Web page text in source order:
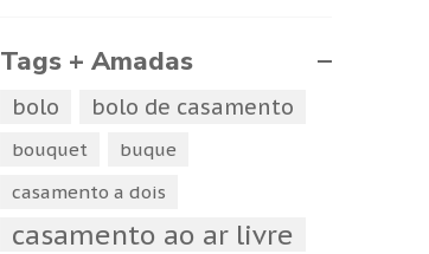
Tags + Amadas
bolo bolo de casamento
bouquet
buque
casamento a dois
casamento ao ar livre